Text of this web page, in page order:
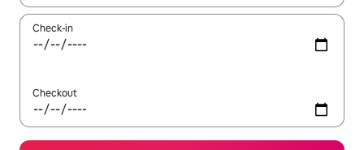
Check-in
Checkout